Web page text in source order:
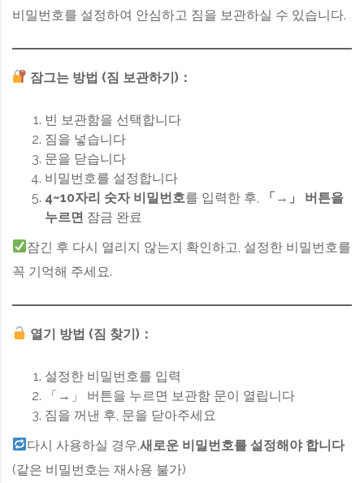
비밀번호를 설정하여 안심하고 짐을 보관하실 수 있습니다.
잠그는 방법 (짐 보관하기)：
빈 보관함을 선택합니다
짐을 넣습니다
문을 닫습니다
비밀번호를 설정합니다
4~10자리 숫자 비밀번호를 입력한 후,
「→」 버튼을
누르면 잠금 완료
잠긴 후 다시 열리지 않는지 확인하고, 설정한 비밀번호를
꼭 기억해 주세요.
열기 방법 (짐 찾기)：
설정한 비밀번호를 입력
「→」 버튼을 누르면 보관함 문이 열립니다
짐을 꺼낸 후, 문을 닫아주세요
다시 사용하실 경우,새로운 비밀번호를 설정해야 합니다
(같은 비밀번호는 재사용 불가)